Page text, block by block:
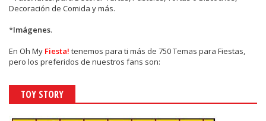
Decoración de Comida y más.
*Imágenes.
En Oh My Fiesta! tenemos para ti más de 750 Temas para Fiestas,
pero los preferidos de nuestros fans son:
TOY STORY